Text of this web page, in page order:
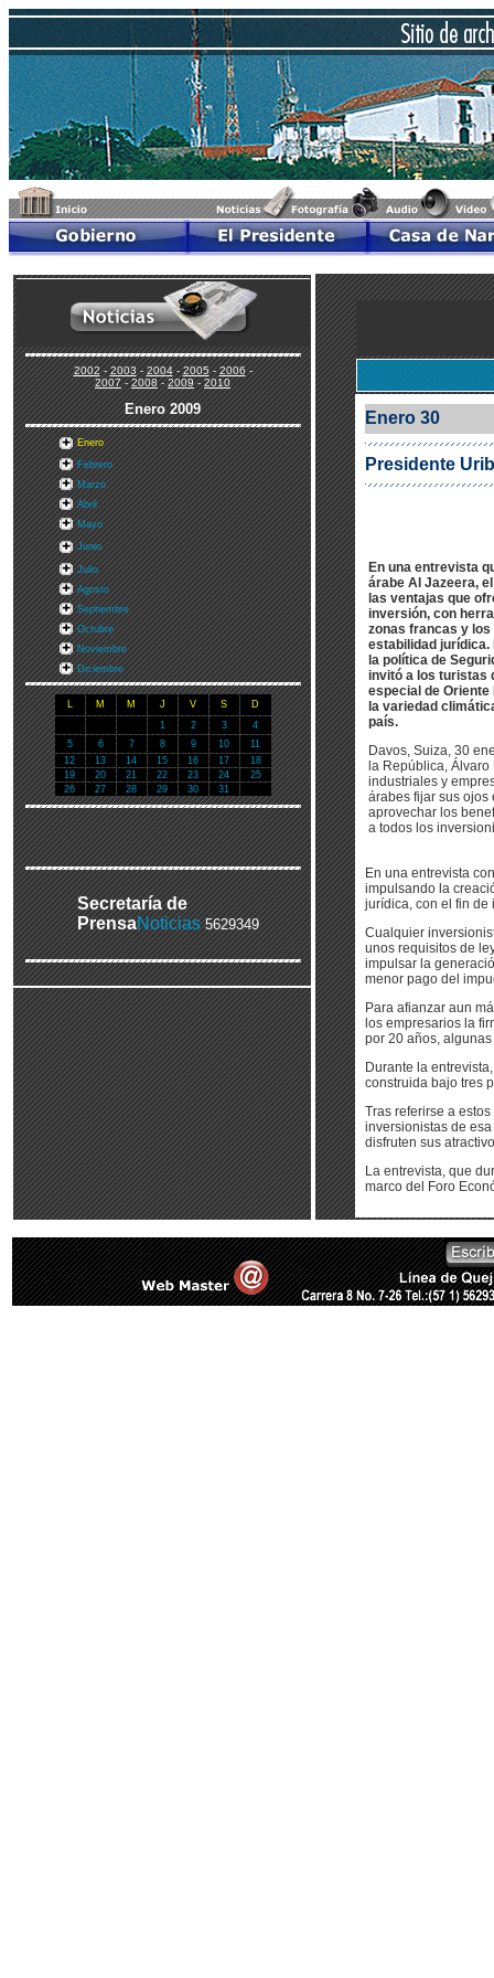
2002-2003-2004-2005-2006-
2007-2008-2009-2010
Enero2009
Enero
Febrero
Marzo
Abril
Mayo
Junio
Julio
Agosto
Septiembre
Octubre
Noviembre
Diciembre
L M M J V S
D
1
2 3
4
5
6 7 8 9 10
11
12
13 14 15 16 17
18
19
20 21 22 23 24
25
26
27 28 29 30 31
Secretaría de
PrensaNoticias 5629349
Enero 30
Presidente
En una entrevista
árabe Al Jazeera,
las ventajas que
inversión, con
zonas francas y
estabilidad
la política de
invitó a los turistas
especial de Oriente
la variedad
país.
Davos, Suiza, 30
la República,
industriales y
árabes fijar sus ojos
aprovechar los
a todos los
En una entrevista
impulsando la
jurídica, con el fin de
Cualquier
unos requisitos de
impulsar la
menor pago del
Para afianzar aun
los empresarios la
por 20 años,
Durante la
construida bajo tres
Tras referirse a
inversionistas de
disfruten sus
La entrevista, que
marco del Foro